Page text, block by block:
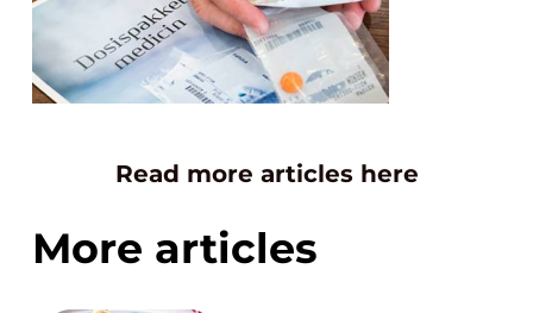
Read more articles here
More articles